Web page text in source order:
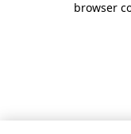
browser